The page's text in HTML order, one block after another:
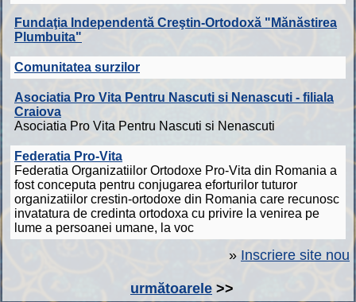
Fundaţia Independentă Creştin-Ortodoxă "Mănăstirea
Plumbuita"
Comunitatea surzilor
Asociatia Pro Vita Pentru Nascuti si Nenascuti - filiala
Craiova
Asociatia Pro Vita Pentru Nascuti si Nenascuti
Federatia Pro-Vita
Federatia Organizatiilor Ortodoxe Pro-Vita din Romania a
fost conceputa pentru conjugarea eforturilor tuturor
organizatiilor crestin-ortodoxe din Romania care recunosc
invatatura de credinta ortodoxa cu privire la venirea pe
lume a persoanei umane, la voc
» Inscriere site nou
următoarele >>